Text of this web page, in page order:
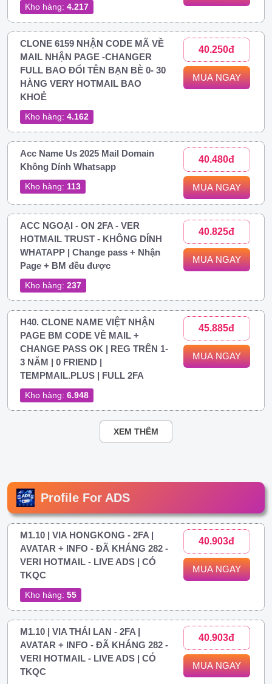
Kho hàng: 4.217
CLONE 6159 NHẬN CODE MÃ VỀ
MAIL NHẬN PAGE -CHANGER
FULL BAO ĐỔI TÊN BẠN BÈ 0- 30
HÀNG VERY HOTMAIL BAO
KHOẺ
Kho hàng: 4.162
40.250đ
MUA NGAY
Acc Name Us 2025 Mail Domain
Không Dính Whatsapp
Kho hàng: 113
40.480đ
MUA NGAY
ACC NGOẠI - ON 2FA - VER
HOTMAIL TRUST - KHÔNG DÍNH
WHATAPP | Change pass + Nhận
Page + BM đều được
Kho hàng: 237
40.825đ
MUA NGAY
H40. CLONE NAME VIỆT NHẬN
PAGE BM CODE VỀ MAIL +
CHANGE PASS OK | REG TRÊN 1-
3 NĂM | 0 FRIEND |
TEMPMAIL.PLUS | FULL 2FA
Kho hàng: 6.948
45.885đ
MUA NGAY
XEM THÊM
Profile For ADS
M1.10 | VIA HONGKONG - 2FA |
AVATAR + INFO - ĐÃ KHÁNG 282 -
VERI HOTMAIL - LIVE ADS | CÓ
TKQC
Kho hàng: 55
40.903đ
MUA NGAY
M1.10 | VIA THÁI LAN - 2FA |
AVATAR + INFO - ĐÃ KHÁNG 282 -
VERI HOTMAIL - LIVE ADS | CÓ
TKQC
40.903đ
MUA NGAY